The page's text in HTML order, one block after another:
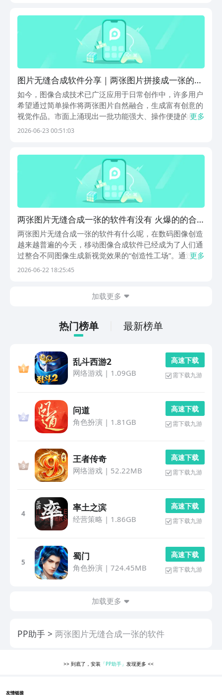
清...
图片无缝合成软件分享｜两张图片拼接成一张的实
用工具榜单
如今，图像合成技术已广泛应用于日常创作中，许多用户
希望通过简单操作将两张图片自然融合，生成富有创意的
视觉作品。市面上涌现出一批功能强大、操作便捷的移动
端图像合成工具，它们借助AI智能识别、图层管理与美术
更多
2026-06-23 00:51:03
两张图片无缝合成一张的软件有没有 火爆的的合
成图片软件分享
两张图片无缝合成一张的软件有什么呢，在数码图像创造
越来越普遍的今天，移动图像合成软件已经成为了人们通
过整合不同图像生成新视觉效果的“创造性工场”。通过智
能抠图、分层叠加和美术效果，把平常的材料转换成富有
更多
2026-06-22 18:25:45
加载更多
热门榜单 最新榜单
乱斗西游2
网络游戏| 1.09GB
高 速 下 载
需下载九游
问道
角色扮演 | 1.81GB
高 速 下 载
需下载九游
王者传奇
网络游戏| 52.22MB
高 速 下 载
需下载九游
4
率土之滨
经营策略 | 1.86GB
高 速 下 载
需下载九游
5
蜀门
角色扮演 | 724.45MB
高 速 下 载
需下载九游
加载更多
PP助手 两张图片无缝合成一张的软件
>> 到底了，安装 「PP助手」 发现更多<<
友情链接